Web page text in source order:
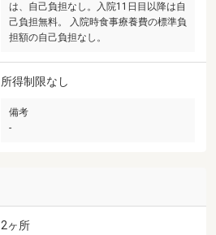
は、自己負担なし。入院11日目以降は自
己負担無料。 入院時食事療養費の標準負
担額の自己負担なし。
所得制限なし
備考
-
2ヶ所